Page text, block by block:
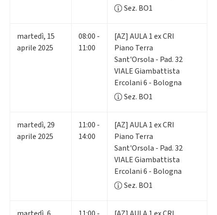
Sez. BO1
martedì, 15
aprile 2025
08:00 -
11:00
[AZ] AULA 1 ex CRI
Piano Terra
Sant'Orsola - Pad. 32
VIALE Giambattista
Ercolani 6 - Bologna
Sez. BO1
martedì, 29
aprile 2025
11:00 -
14:00
[AZ] AULA 1 ex CRI
Piano Terra
Sant'Orsola - Pad. 32
VIALE Giambattista
Ercolani 6 - Bologna
Sez. BO1